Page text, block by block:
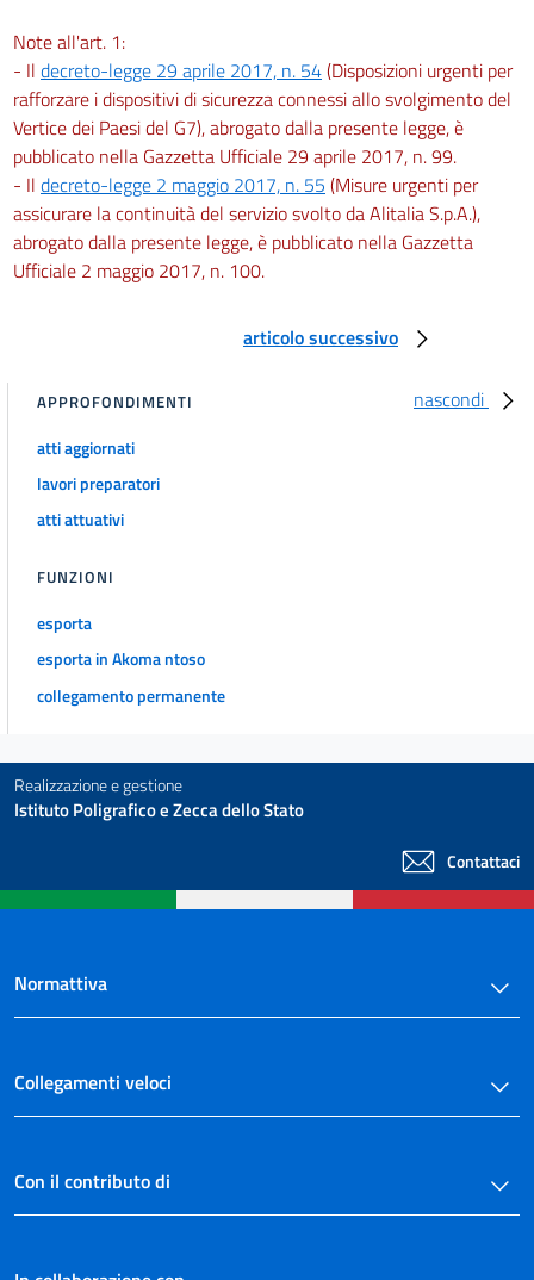
Note all'art. 1:
- Il decreto-legge 29 aprile 2017, n. 54(Disposizioni urgenti per
rafforzare i dispositivi di sicurezza connessi allo svolgimento del
Vertice dei Paesi del G7), abrogato dalla presente legge, è
pubblicato nella Gazzetta Ufficiale 29 aprile 2017, n. 99.
- Il decreto-legge 2 maggio 2017, n. 55 (Misure urgenti per
assicurare la continuità del servizio svolto da Alitalia S.p.A.),
abrogato dalla presente legge, è pubblicato nella Gazzetta
Ufficiale 2 maggio 2017, n. 100.
articolo successivo
nascondi
APPROFONDIMENTI
atti aggiornati
lavori preparatori
atti attuativi
FUNZIONI
esporta
esporta in Akoma ntoso
collegamento permanente
Realizzazione e gestione
Istituto Poligrafico e Zecca dello Stato
Contattaci
Normattiva
Collegamenti veloci
Con il contributo di